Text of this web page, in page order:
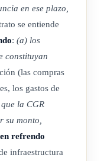
información.
General de la
o sistema de
cuenta o
en ese plazo,
se entiende
: (a) los
constituyan
(las compras
los gastos de
la CGR
su monto,
refrendo
infraestructura